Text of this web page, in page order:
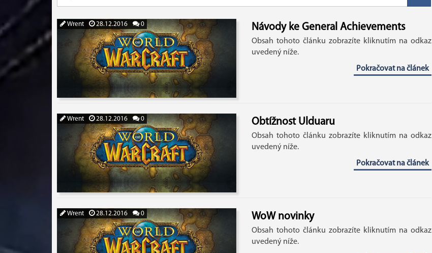
Wrent 28.12.2016 0 Návody ke General Achievements
Obsah tohoto článku zobrazíte kliknutím na odkaz
uvedený níže.
Pokračovat na článek
Wrent 28.12.2016 0 Obtížnost Ulduaru
Obsah tohoto článku zobrazíte kliknutím na odkaz
uvedený níže.
Pokračovat na článek
Wrent 28.12.2016 0 WoW novinky
Obsah tohoto článku zobrazíte kliknutím na odkaz
uvedený níže.